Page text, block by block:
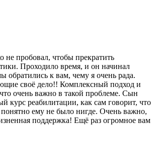
не пробовал, чтобы прекратить
Проходило время, и он начинал
обратились к вам, чему я очень рада.
своё дело!! Комплексный подход и
очень важно в такой проблеме. Сын
курс реабилитации, как сам говорит, что
понятно ему не было нигде. Очень важно,
поддержка! Ещё раз огромное вам